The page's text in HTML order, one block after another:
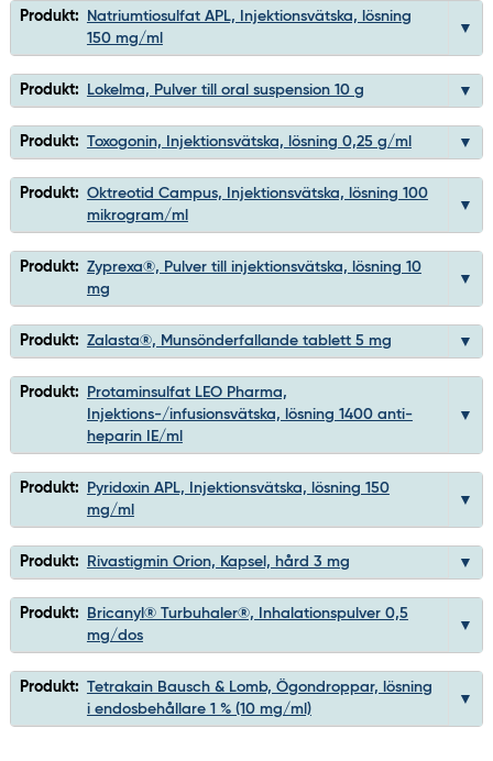
Produkt:
Natriumtiosulfat APL, Injektionsvätska, lösning
150 mg/ml
Produkt: Lokelma, Pulver till oral suspension 10 g
Produkt: Toxogonin, Injektionsvätska, lösning 0,25 g/ml
Produkt: Oktreotid Campus, Injektionsvätska, lösning 100
mikrogram/ml
Produkt: Zyprexa®, Pulver till injektionsvätska, lösning 10
mg
Produkt: Zalasta®, Munsönderfallande tablett 5 mg
Produkt:
Protaminsulfat LEO Pharma,
Injektions-/infusionsvätska, lösning 1400 anti-
heparin IE/ml
Produkt:
Pyridoxin APL, Injektionsvätska, lösning 150
mg/ml
Produkt: Rivastigmin Orion, Kapsel, hård 3 mg
Produkt:
Bricanyl® Turbuhaler®, Inhalationspulver 0,5
mg/dos
Produkt: Tetrakain Bausch & Lomb, Ögondroppar, lösning
i endosbehållare 1 % (10 mg/ml)